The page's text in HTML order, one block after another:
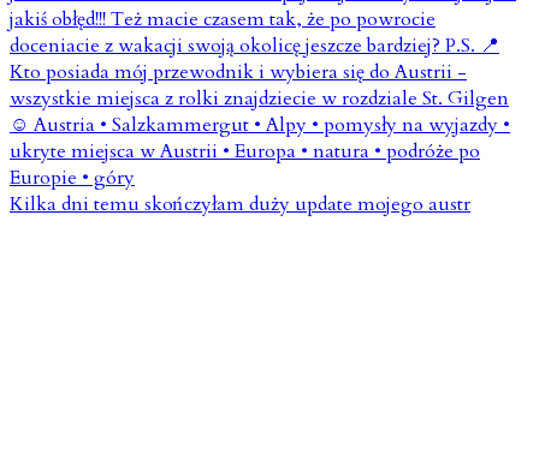
Kilka dni temu skończyłam duży update mojego austr